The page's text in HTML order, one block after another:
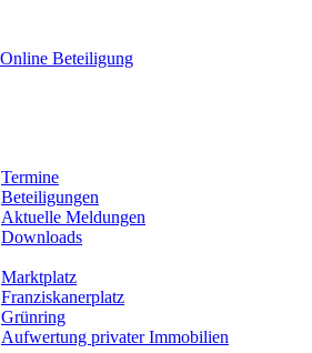
Termine
Beteiligungen
Aktuelle Meldungen
Downloads
Marktplatz
Franziskanerplatz
Grünring
Aufwertung privater Immobilien